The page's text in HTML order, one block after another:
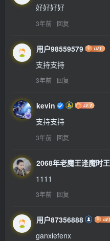
好好好好
3年前 回复
用户98559579
支持支持
3年前 回复
kevin
支持支持
3年前 回复
2068年老魔王逢魔时王
1111
3年前 回复
用户87356888
ganxiefenx